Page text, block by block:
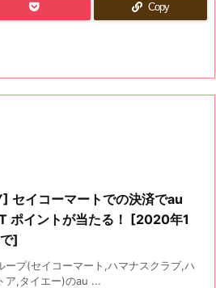
Copy
セイコーマートでの決済でau
ポイントが当たる！ [2020年1
]
ープ(セイコーマート,ハマナスクラブ,ハ
ア,タイエー)のau ...